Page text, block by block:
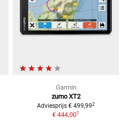
Garmin
zumo XT2
Adviesprijs € 499,992
€ 444,001